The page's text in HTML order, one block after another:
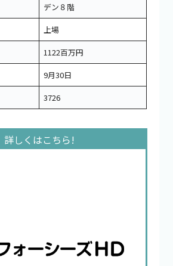
デン８階
上場
1122百万円
9月30日
3726